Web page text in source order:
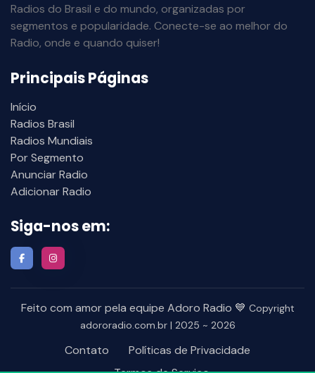
Radios do Brasil e do mundo, organizadas por
segmentos e popularidade. Conecte-se ao melhor do
Radio, onde e quando quiser!
Principais Páginas
Início
Radios Brasil
Radios Mundiais
Por Segmento
Anunciar Radio
Adicionar Radio
Siga-nos em:
Feito com amor pela equipe Adoro Radio 💙 Copyright
adororadio.com.br | 2025 ~ 2026
Contato
Políticas de Privacidade